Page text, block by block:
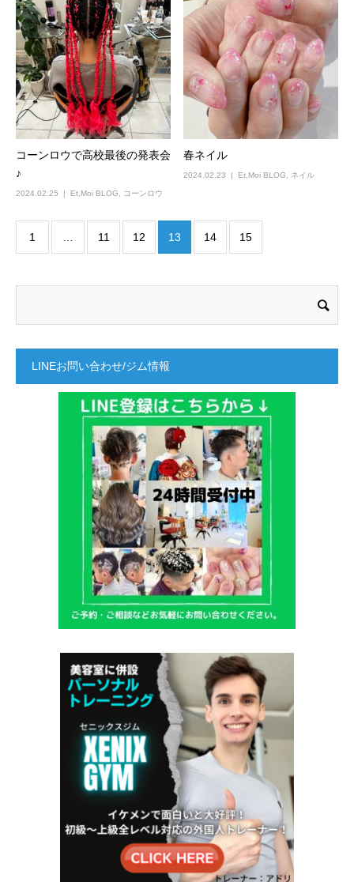
コーンロウで高校最後の発表会
♪
2024.02.25 Et,Moi BLOG コーンロウ
春ネイル
2024.02.23 Et,Moi BLOG ネイル
1 11 12 13 14 15
LINEお問い合わせ/ジム情報